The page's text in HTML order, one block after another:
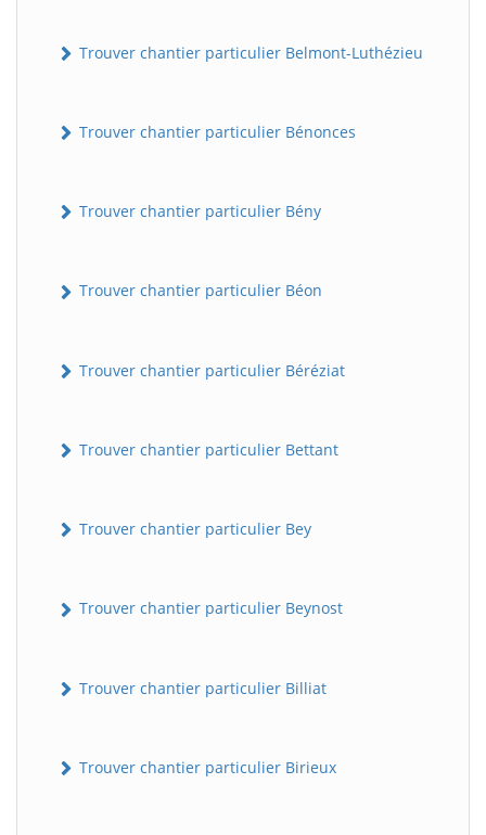
Trouver chantier particulier Belmont-Luthézieu
Trouver chantier particulier Bénonces
Trouver chantier particulier Bény
Trouver chantier particulier Béon
Trouver chantier particulier Béréziat
Trouver chantier particulier Bettant
Trouver chantier particulier Bey
Trouver chantier particulier Beynost
Trouver chantier particulier Billiat
Trouver chantier particulier Birieux